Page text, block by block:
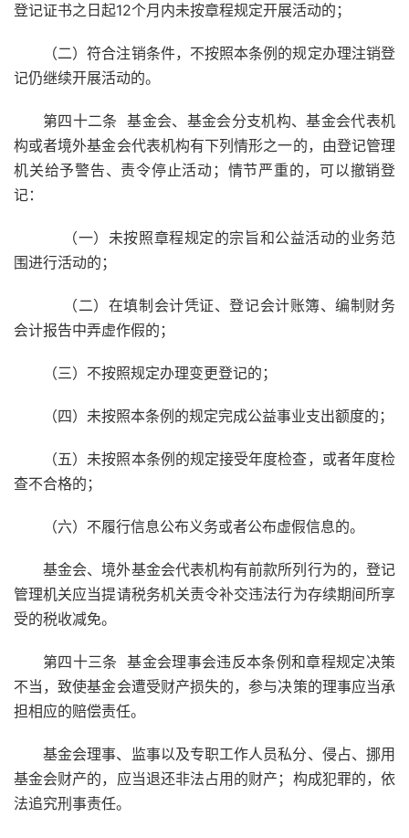
登记证书之日起12个月内未按章程规定开展活动的；
（二）符合注销条件，不按照本条例的规定办理注销登
记仍继续开展活动的。
第四十二条 基金会、基金会分支机构、基金会代表机
构或者境外基金会代表机构有下列情形之一的，由登记管理
机关给予警告、责令停止活动；情节严重的，可以撤销登
记：
（一）未按照章程规定的宗旨和公益活动的业务范
围进行活动的；
（二）在填制会计凭证、登记会计账簿、编制财务
会计报告中弄虚作假的；
（三）不按照规定办理变更登记的；
（四）未按照本条例的规定完成公益事业支出额度的；
（五）未按照本条例的规定接受年度检查，或者年度检
查不合格的；
（六）不履行信息公布义务或者公布虚假信息的。
基金会、境外基金会代表机构有前款所列行为的，登记
管理机关应当提请税务机关责令补交违法行为存续期间所享
受的税收减免。
第四十三条 基金会理事会违反本条例和章程规定决策
不当，致使基金会遭受财产损失的，参与决策的理事应当承
担相应的赔偿责任。
基金会理事、监事以及专职工作人员私分、侵占、挪用
基金会财产的，应当退还非法占用的财产；构成犯罪的，依
法追究刑事责任。